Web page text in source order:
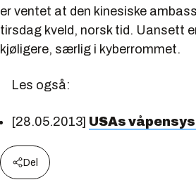
er ventet at den kinesiske
tirsdag kveld, norsk tid. Uansett
kjøligere, særlig i kyberrommet.
Les også:
[28.05.2013] USAs
Del